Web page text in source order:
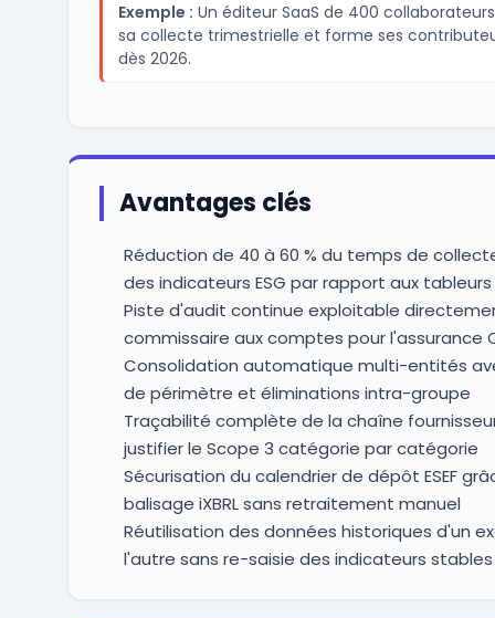
Exemple : Un éditeur SaaS de 400
sa collecte trimestrielle et forme ses
dès 2026.
Avantages clés
Réduction de 40 à 60 % du temps de
des indicateurs ESG par rapport aux
Piste d'audit continue exploitable
commissaire aux comptes pour l'assurance
Consolidation automatique multi-entités
de périmètre et éliminations intra-groupe
Traçabilité complète de la chaîne
justifier le Scope 3 catégorie par catégorie
Sécurisation du calendrier de dépôt ESEF
balisage iXBRL sans retraitement manuel
Réutilisation des données historiques d'un
l'autre sans re-saisie des indicateurs stables